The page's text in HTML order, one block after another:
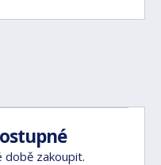
době zakoupit.